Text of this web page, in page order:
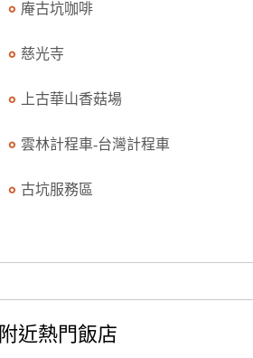
庵古坑咖啡
慈光寺
上古華山香菇場
雲林計程車-台灣計程車
古坑服務區
附近熱門飯店